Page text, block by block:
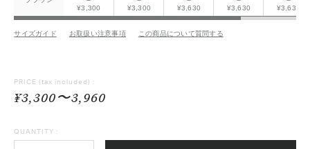
¥3,300
¥3,300 ¥3,630 ¥3,630 ¥3,630
サイズガイド お取扱い注意事項 この商品について質問する
PRICE (tax included) :
¥3,300〜3,960
QUANTITY :